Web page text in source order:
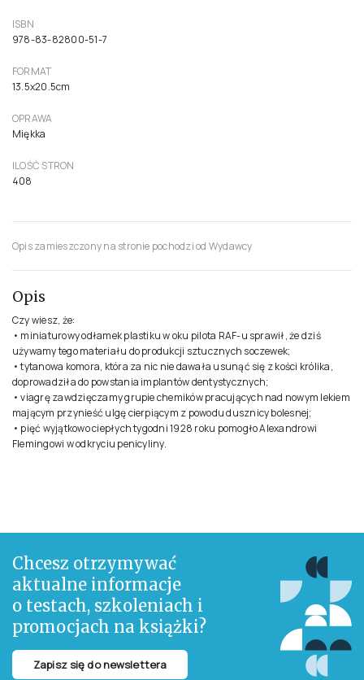
ISBN
978-83-82800-51-7
FORMAT
13.5x20.5cm
OPRAWA
Miękka
ILOŚĆ STRON
408
Opis zamieszczony na stronie pochodzi od Wydawcy
Opis
Czy wiesz, że:
• miniaturowy odłamek plastiku w oku pilota RAF-u sprawił, że dziś
używamy tego materiału do produkcji sztucznych soczewek;
• tytanowa komora, która za nic nie dawała usunąć się z kości królika,
doprowadziła do powstania implantów dentystycznych;
• viagrę zawdzięczamy grupie chemików pracujących nad nowym lekiem
mającym przynieść ulgę cierpiącym z powodu dusznicy bolesnej;
• pięć wyjątkowo ciepłych tygodni 1928 roku pomogło Alexandrowi
Flemingowi w odkryciu penicyliny.
Chcesz otrzymywać
aktualne informacje
o testach, szkoleniach i
promocjach na książki?
Zapisz się do newslettera